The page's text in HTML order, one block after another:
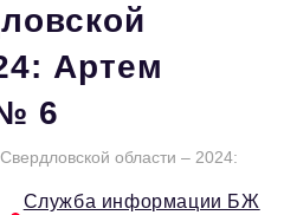
Артем
6
области – 2024:
Служба информации БЖ